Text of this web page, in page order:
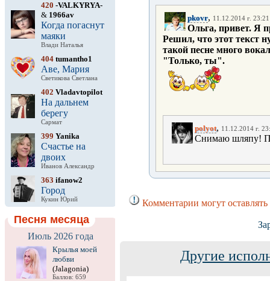
420 -VALKYRYA-
& 1966av
Когда погаснут
маяки
Влади Наталья
404 tumantho1
Аве, Мария
Светикова Светлана
402 Vladavtopilot
На дальнем
берегу
Сармат
399 Yanika
Счастье на
двоих
Иванов Александр
363 ifanow2
Город
Кукин Юрий
Песня месяца
Июль 2026 года
Крылья моей
любви
(Jalagonia)
Баллов: 659
pkovr, 11.12.2014 г. 23:21
Ольга, привет. Я
Решил, что этот текст
такой песне много
"Только, ты".
polyot, 11.12.2014 г.
Снимаю шляпу!
Комментарии могут
Другие